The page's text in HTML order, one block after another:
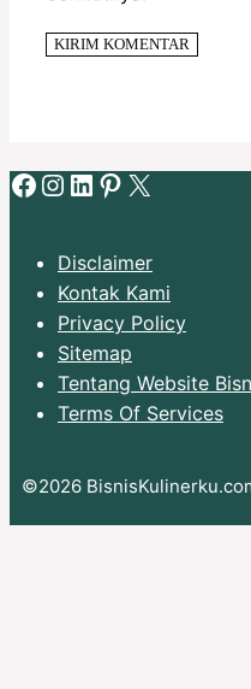
Facebook
Instagram
LinkedIn
Pinterest
X
Disclaimer
Kontak Kami
Privacy Policy
Sitemap
Tentang Website
Terms Of Services
©2026